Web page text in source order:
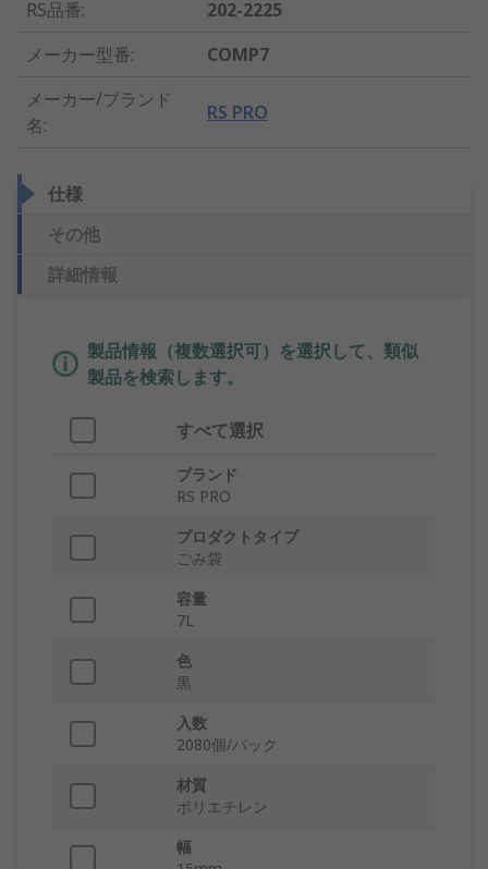
RS品番:
202-2225
メーカー型番:
COMP7
メーカー/ブランド
名:
RS PRO
仕様
その他
詳細情報
製品情報（複数選択可）を選択して、類似
製品を検索します。
すべて選択
ブランド
RS PRO
プロダクトタイプ
ごみ袋
容量
7L
色
黒
入数
2080個/パック
材質
ポリエチレン
幅